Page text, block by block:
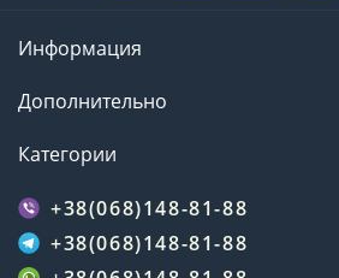
Информация
Дополнительно
Категории
+38(068)148-81-88
+38(068)148-81-88